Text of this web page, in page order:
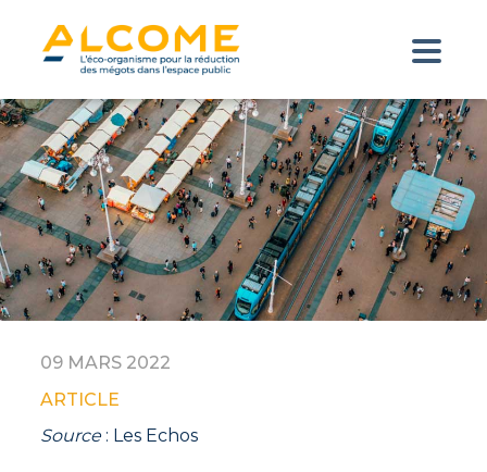
09 MARS 2022
ARTICLE
Source: Les Echos